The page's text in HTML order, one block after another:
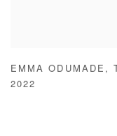
EMMA ODUMADE ,
2022